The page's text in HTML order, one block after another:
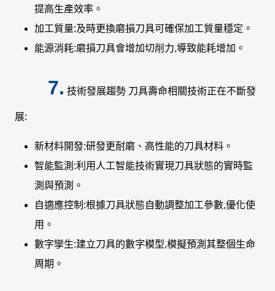
提高生產效率。
加工質量:及時更換磨損刀具可確保加工質量穩定。
能源消耗:磨損刀具會增加切削力,導致能耗增加。
7. 技術發展趨勢 刀具壽命相關技術正在不斷發
展:
新材料開發:研發更耐磨、高性能的刀具材料。
智能監測:利用人工智能技術實現刀具狀態的實時監
測與預測。
自適應控制:根據刀具狀態自動調整加工參數,優化使
用。
數字孿生:建立刀具的數字模型,模擬預測其整個生命
周期。